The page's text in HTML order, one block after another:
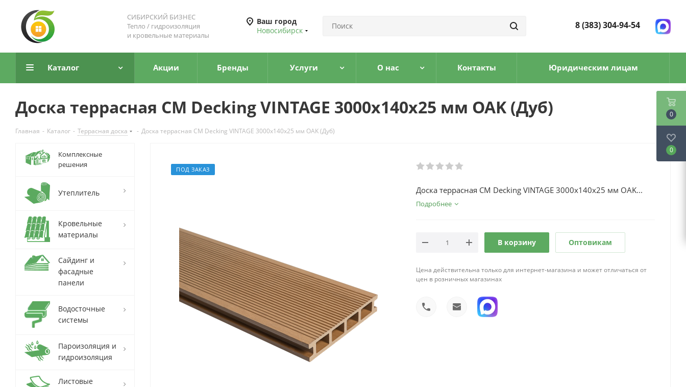
СИБИРСКИЙ БИЗНЕС
Тепло / гидроизоляция
и кровельные материалы
Ваш город
Новосибирск
8 (383) 304-94-54
Каталог Акции Бренды Услуги О нас Контакты Юридическим лицам
Доска террасная CM Decking VINTAGE 3000x140x25 мм OAK (Дуб)
Главная - Каталог - Террасная доска - Доска террасная CM Decking VINTAGE 3000x140x25 мм OAK (Дуб)
ПОД ЗАКАЗ
Доска террасная CM Decking VINTAGE 3000x140x25 мм OAK...
Подробнее
В корзину Оптовикам
Цена действительна только для интернет-магазина и может отличаться от
цен в розничных магазинах
Комплексные
решения
Утеплитель
Кровельные
материалы
Сайдинг и
фасадные
панели
Водосточные
системы
Пароизоляция и
гидроизоляция
Листовые
0
0